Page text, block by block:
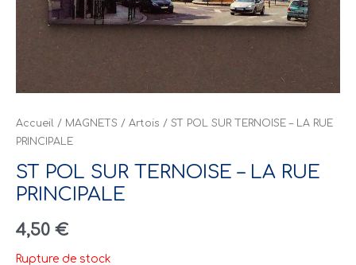
Accueil / MAGNETS / Artois / ST POL SUR TERNOISE – LA RUE
PRINCIPALE
ST POL SUR TERNOISE – LA RUE
PRINCIPALE
4,50 €
Rupture de stock